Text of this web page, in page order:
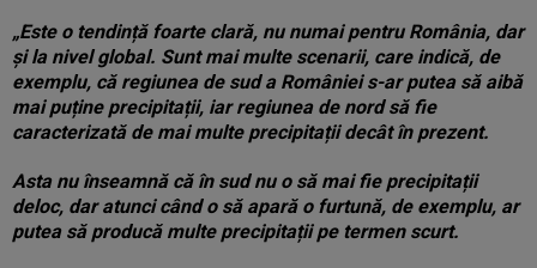
„Este o tendință foarte clară, nu numai pentru România, dar
și la nivel global. Sunt mai multe scenarii, care indică, de
exemplu, că regiunea de sud a României s-ar putea să aibă
mai puține precipitații, iar regiunea de nord să fie
caracterizată de mai multe precipitații decât în prezent.
Asta nu înseamnă că în sud nu o să mai fie precipitații
deloc, dar atunci când o să apară o furtună, de exemplu, ar
putea să producă multe precipitații pe termen scurt.